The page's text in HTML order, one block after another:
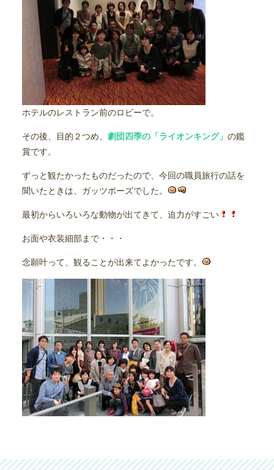
ホテルのレストラン前のロビーで。
その後、目的２つめ、 劇団四季の「ライオンキング」 の鑑
賞です。
ずっと観たかったものだったので、今回の職員旅行の話を
聞いたときは、ガッツポーズでした。
最初からいろいろな動物が出てきて、迫力がすごい
お面や衣装細部まで・・・
念願叶って、観ることが出来てよかったです。